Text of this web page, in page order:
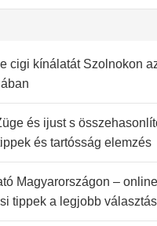
cigi kínálatát Szolnokon
és ijust s
és tartósság elemzés
Magyarországon –
tippek a legjobb